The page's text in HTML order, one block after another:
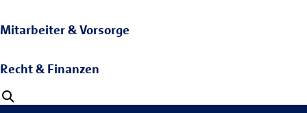
Mitarbeiter & Vorsorge
Recht & Finanzen